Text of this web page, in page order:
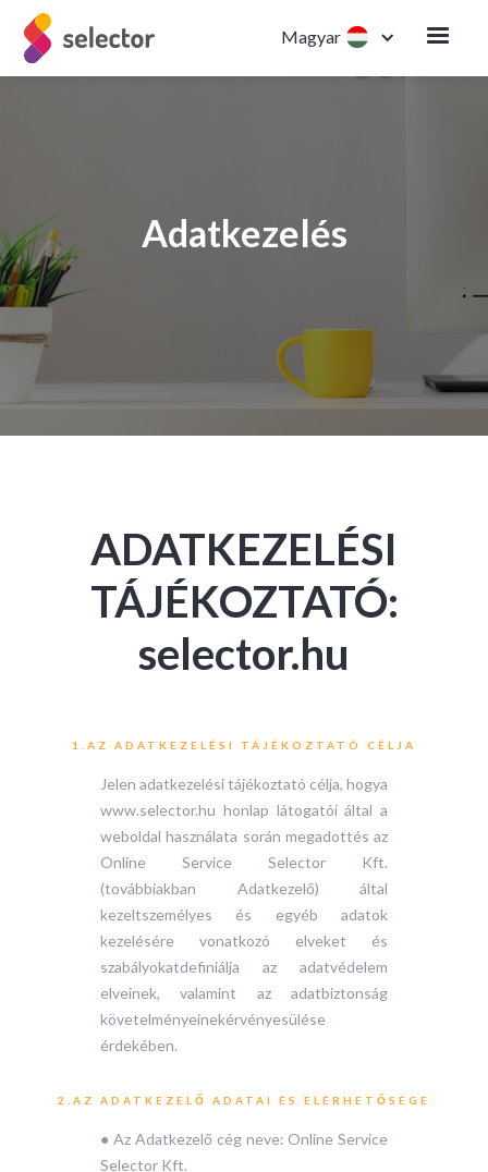
Adatkezelés
ADATKEZELÉSI
TÁJÉKOZTATÓ:
selector.hu
1.AZ ADATKEZELÉSI TÁJÉKOZTATÓ CÉLJA
Jelen adatkezelési tájékoztató célja, hogya
www.selector.hu honlap látogatói által a
weboldal használata során megadottés az
Online Service Selector Kft.
(továbbiakban Adatkezelő) által
kezeltszemélyes és egyéb adatok
kezelésére vonatkozó elveket és
szabályokatdefiniálja az adatvédelem
elveinek, valamint az adatbiztonság
követelményeinekérvényesülése
érdekében.
2.AZ ADATKEZELŐ ADATAI ÉS ELÉRHETŐSÉGE
● Az Adatkezelő cég neve: Online Service
Selector Kft.
Magyar